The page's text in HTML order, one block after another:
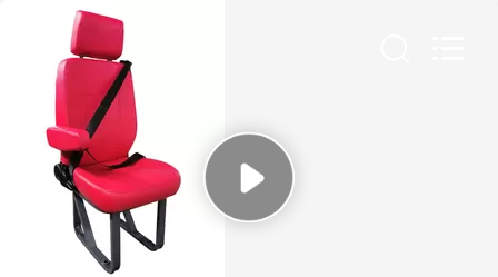
HAUS
PRODUKTE
ÜBER
Reserved.